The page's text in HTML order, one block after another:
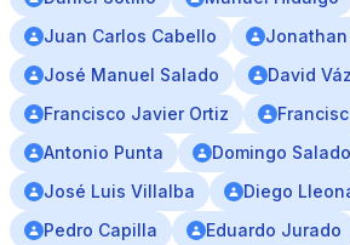
Juan Carlos Cabello
Jonathan
José Manuel Salado
David
Francisco Javier Ortiz
Antonio Punta
Domingo Salado
José Luis Villalba
Diego
Pedro Capilla
Eduardo Jurado